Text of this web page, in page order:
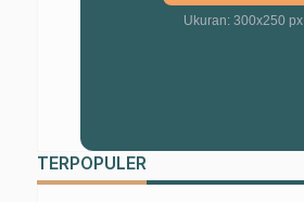
Ukuran: 300x250 px
TERPOPULER